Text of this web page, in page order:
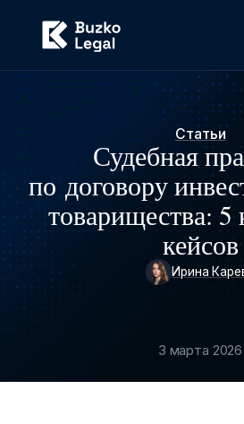
Статьи
Судебная
по договору
товарищества:
кейсов
Ирина
3 марта 2026